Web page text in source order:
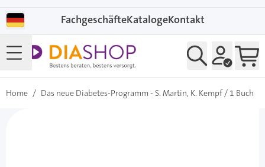
FachgeschäfteKatalogeKontakt
Home / Das neue Diabetes-Programm - S. Martin, K. Kempf / 1 Buch